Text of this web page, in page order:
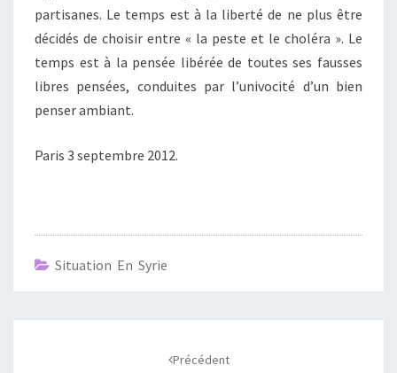
partisanes. Le temps est à la liberté de ne plus être
décidés de choisir entre « la peste et le choléra ». Le
temps est à la pensée libérée de toutes ses fausses
libres pensées, conduites par l’univocité d’un bien
penser ambiant.
Paris 3 septembre 2012.
Situation En Syrie
Précédent